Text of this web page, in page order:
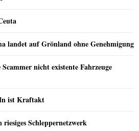
landet auf Grönland ohne Genehmigung
nicht existente Fahrzeuge
ist Kraftakt
Schleppernetzwerk